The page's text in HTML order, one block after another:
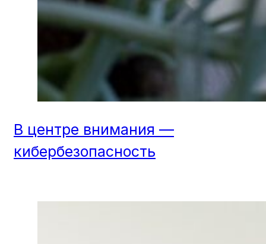
В центре внимания —
кибербезопасность